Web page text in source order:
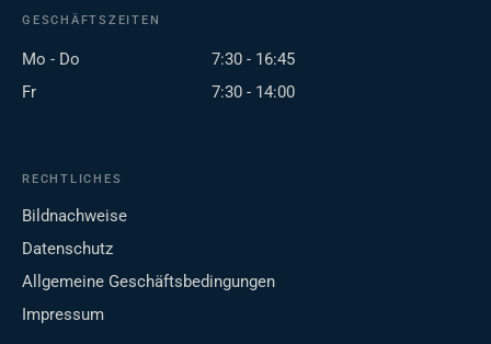
GESCHÄFTSZEITEN
Mo - Do
7:30 - 16:45
Fr
7:30 - 14:00
RECHTLICHES
Bildnachweise
Datenschutz
Allgemeine Geschäftsbedingungen
Impressum